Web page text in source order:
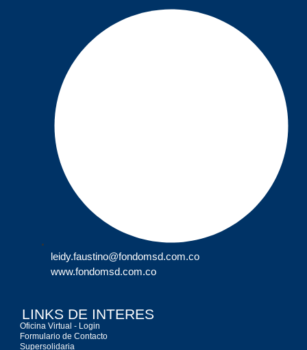
leidy.faustino@fondomsd.com.co
www.fondomsd.com.co
LINKS DE INTERES
Oficina Virtual - Login
Formulario de Contacto
Supersolidaria